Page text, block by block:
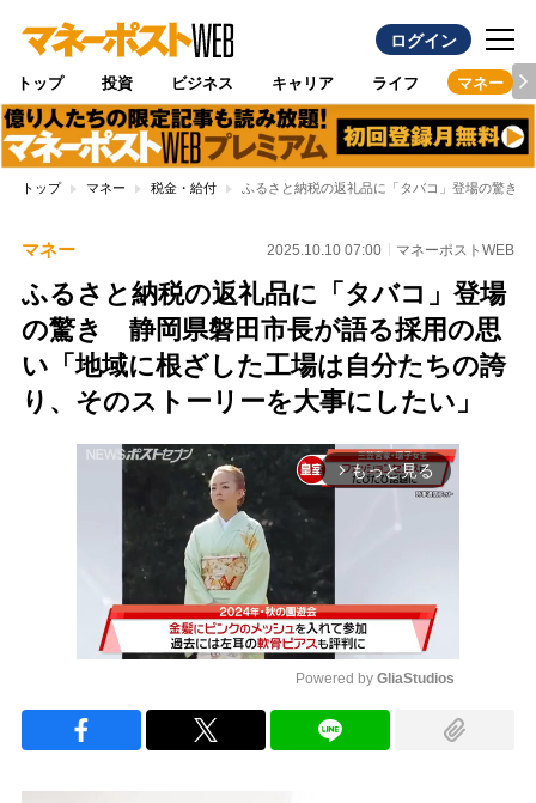
ログイン
トップ 投資 ビジネス キャリア ライフ マネー
トップ マネー 税金・給付 ふるさと納税の返礼品に「タバコ」登場の驚き
マネー 2025.10.10 07:00 マネーポストWEB
ふるさと納税の返礼品に「タバコ」登場
の驚き 静岡県磐田市長が語る採用の思
い「地域に根ざした工場は自分たちの誇
り、そのストーリーを大事にしたい」
arrow_forward_ios もっと見る
Powered by GliaStudios